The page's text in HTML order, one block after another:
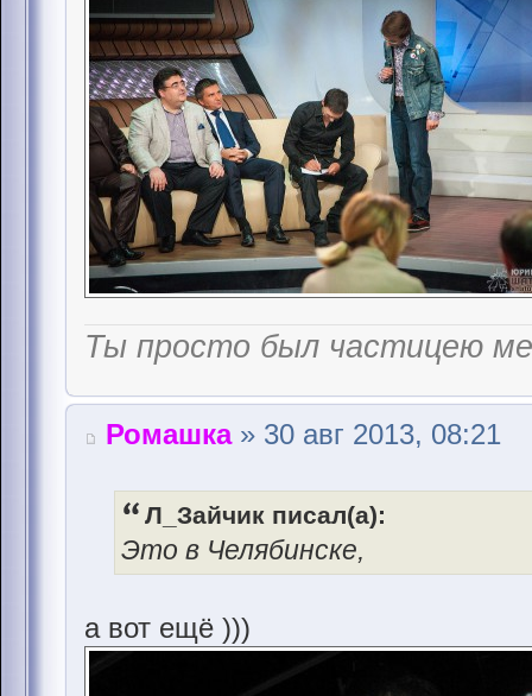
Ты просто был частицею
Ромашка» 30 авг 2013, 08:21
Л_Зайчик писал(а):
Это в Челябинске,
а вот ещё )))